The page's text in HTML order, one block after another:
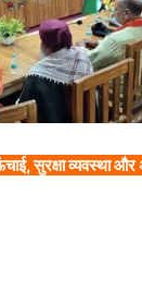
सुरक्षा व्यवस्था